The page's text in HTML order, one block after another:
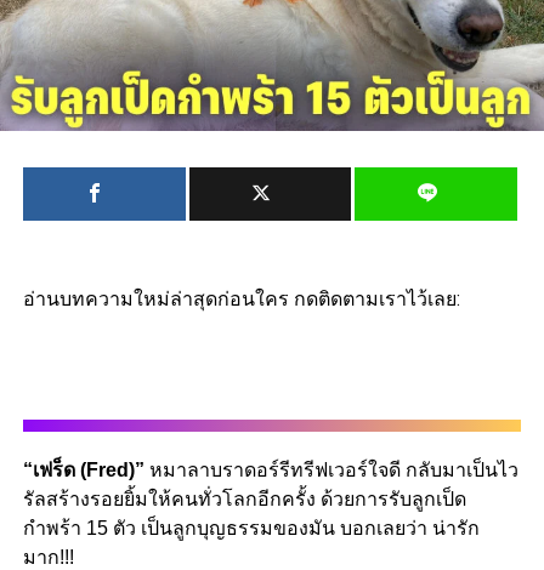
อ่านบทความใหม่ล่าสุดก่อนใคร กดติดตามเราไว้เลย:
“เฟร็ด (Fred)” หมาลาบราดอร์รีทรีฟเวอร์ใจดี กลับมาเป็นไว
รัลสร้างรอยยิ้มให้คนทั่วโลกอีกครั้ง ด้วยการรับลูกเป็ด
กำพร้า 15 ตัว เป็นลูกบุญธรรมของมัน บอกเลยว่า น่ารัก
มาก!!!